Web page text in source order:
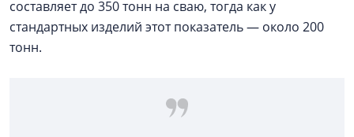
составляет до 350 тонн на сваю, тогда как у
стандартных изделий этот показатель — около 200
тонн.